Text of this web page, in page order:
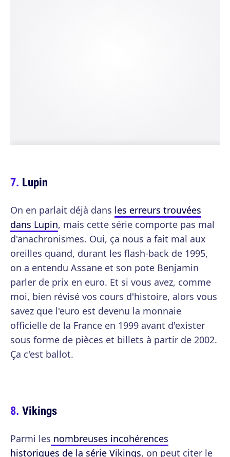
Lupin
On en parlait déjà dans les erreurs trouvées
dans Lupin, mais cette série comporte pas mal
d'anachronismes. Oui, ça nous a fait mal aux
oreilles quand, durant les flash-back de 1995,
on a entendu Assane et son pote Benjamin
parler de prix en euro. Et si vous avez, comme
moi, bien révisé vos cours d'histoire, alors vous
savez que l'euro est devenu la monnaie
officielle de la France en 1999 avant d'exister
sous forme de pièces et billets à partir de 2002.
Ça c'est ballot.
Vikings
Parmi les nombreuses incohérences
historiques de la série Vikings, on peut citer le